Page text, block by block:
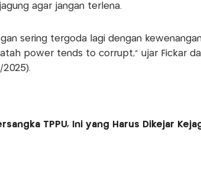
agar jangan terlena.
sering tergoda lagi dengan
power tends to corrupt," ujar Fickar
2025).
TPPU, Ini yang Harus Dikejar